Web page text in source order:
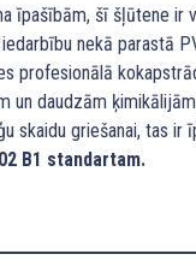
īpašībām, šī šļūtene ir
nekā parastā
profesionālā
un daudzām
skaidu griešanai, tas ir
B1 standartam.